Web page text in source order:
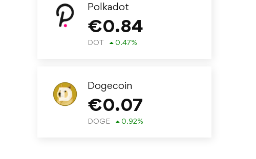
Polkadot
€0.84
DOT 0.47%
Dogecoin
€0.07
DOGE 0.92%